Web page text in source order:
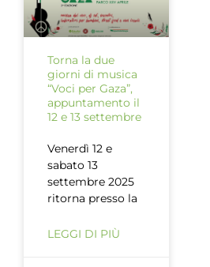
Torna la due
giorni di musica
“Voci per Gaza”,
appuntamento il
12 e 13 settembre
Venerdì 12 e
sabato 13
settembre 2025
ritorna presso la
LEGGI DI PIÙ